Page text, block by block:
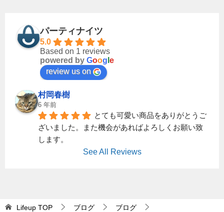
パーティナイツ
5.0
Based on 1 reviews
powered by Goog e
review us on
村岡春樹
6 年前
とても可愛い商品をありがとうご
ざいました。また機会があればよろしくお願い致
します。
See All Reviews
Lifeup TOP ブログ ブログ